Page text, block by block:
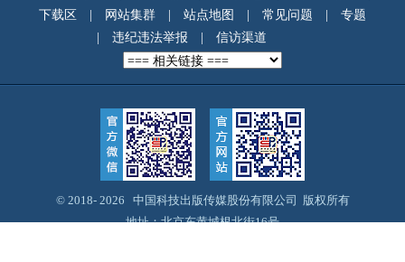
下载区
网站集群 站点地图 常见问题
专题
违纪违法举报 信访渠道
© 2018- 2026 中国科技出版传媒股份有限公司 版权所有
地址：北京东黄城根北街16号